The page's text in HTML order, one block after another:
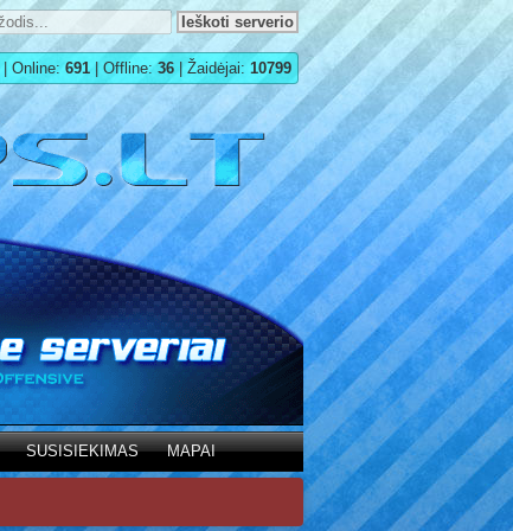
| Online: 691 | Offline: 36 | Žaidėjai: 10799
SUSISIEKIMAS MAPAI